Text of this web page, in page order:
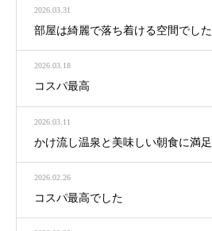
2026.03.31
部屋は綺麗で落ち着ける空間でした
2026.03.18
コスパ最高
2026.03.11
かけ流し温泉と美味しい朝食に満足
2026.02.26
コスパ最高でした